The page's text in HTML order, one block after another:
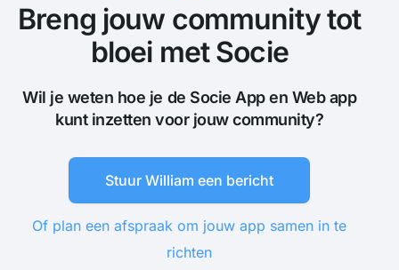
Breng jouw community tot
bloei met Socie
Wil je weten hoe je de Socie App en Web app
kunt inzetten voor jouw community?
Stuur William een bericht
Of plan een afspraak om jouw app samen in te
richten